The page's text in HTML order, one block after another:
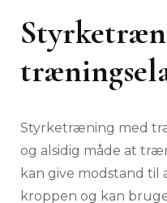
Styrketræning med
og alsidig måde at
kan give modstand
kroppen og kan